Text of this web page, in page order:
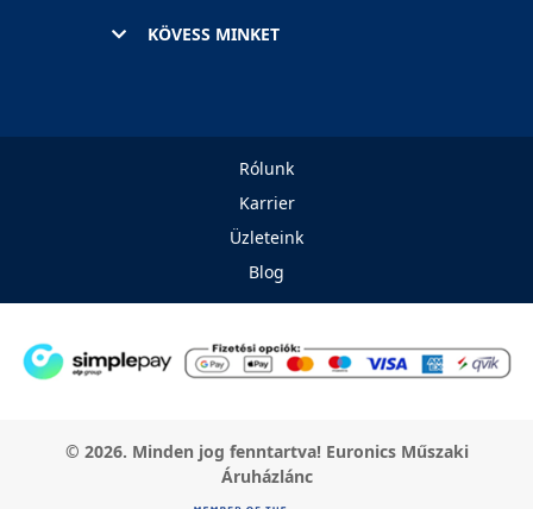
KÖVESS MINKET
Rólunk
Karrier
Üzleteink
Blog
© 2026. Minden jog fenntartva! Euronics Műszaki
Áruházlánc